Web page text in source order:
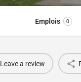
Emplois 0
Leave a review